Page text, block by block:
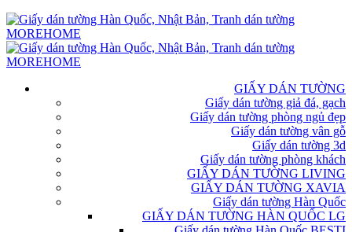
GIẤY DÁN TƯỜNG
Giấy dán tường giả đá, gạch
Giấy dán tường phòng ngủ đẹp
Giấy dán tường vân gỗ
Giấy dán tường 3d
Giấy dán tường phòng khách
GIẤY DÁN TƯỜNG LIVING
GIẤY DÁN TƯỜNG XAVIA
Giấy dán tường Hàn Quốc
GIẤY DÁN TƯỜNG HÀN QUỐC LG